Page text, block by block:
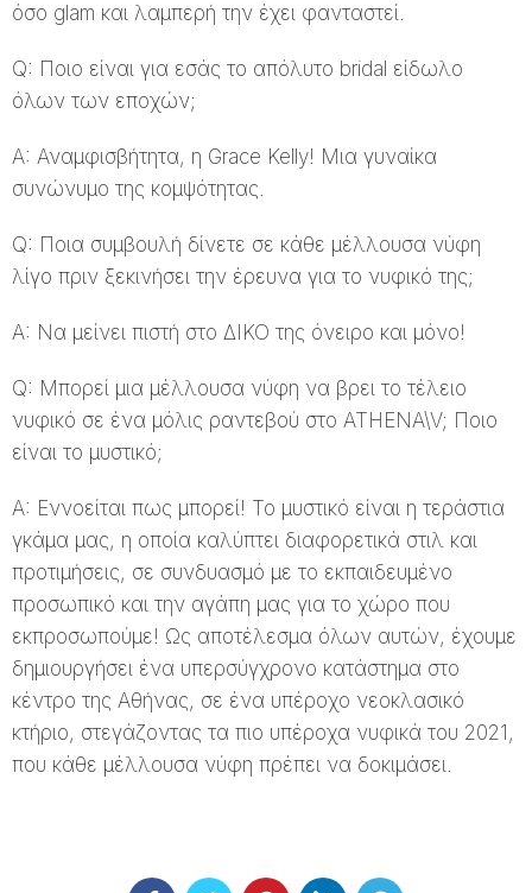
όσο glam και λαμπερή την έχει φανταστεί.
Q: Ποιο είναι για εσάς το απόλυτο bridal είδωλο
όλων των εποχών;
A: Αναμφισβήτητα, η Grace Kelly! Μια γυναίκα
συνώνυμο της κομψότητας.
Q: Ποια συμβουλή δίνετε σε κάθε μέλλουσα νύφη
λίγο πριν ξεκινήσει την έρευνα για το νυφικό της;
A: Να μείνει πιστή στο ΔΙΚΟ της όνειρο και μόνο!
Q: Μπορεί μια μέλλουσα νύφη να βρει το τέλειο
νυφικό σε ένα μόλις ραντεβού στο ATHENA\V; Ποιο
είναι το μυστικό;
A: Εννοείται πως μπορεί! Το μυστικό είναι η τεράστια
γκάμα μας, η οποία καλύπτει διαφορετικά στιλ και
προτιμήσεις, σε συνδυασμό με το εκπαιδευμένο
προσωπικό και την αγάπη μας για το χώρο που
εκπροσωπούμε! Ως αποτέλεσμα όλων αυτών, έχουμε
δημιουργήσει ένα υπερσύγχρονο κατάστημα στο
κέντρο της Αθήνας, σε ένα υπέροχο νεοκλασικό
κτήριο, στεγάζοντας τα πιο υπέροχα νυφικά του 2021,
που κάθε μέλλουσα νύφη πρέπει να δοκιμάσει.